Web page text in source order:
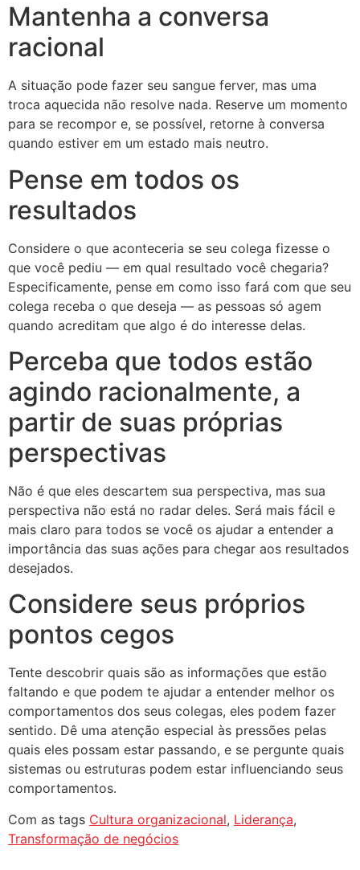
Mantenha a conversa
racional
A situação pode fazer seu sangue ferver, mas uma
troca aquecida não resolve nada. Reserve um momento
para se recompor e, se possível, retorne à conversa
quando estiver em um estado mais neutro.
Pense em todos os
resultados
Considere o que aconteceria se seu colega fizesse o
que você pediu — em qual resultado você chegaria?
Especificamente, pense em como isso fará com que seu
colega receba o que deseja — as pessoas só agem
quando acreditam que algo é do interesse delas.
Perceba que todos estão
agindo racionalmente, a
partir de suas próprias
perspectivas
Não é que eles descartem sua perspectiva, mas sua
perspectiva não está no radar deles. Será mais fácil e
mais claro para todos se você os ajudar a entender a
importância das suas ações para chegar aos resultados
desejados.
Considere seus próprios
pontos cegos
Tente descobrir quais são as informações que estão
faltando e que podem te ajudar a entender melhor os
comportamentos dos seus colegas, eles podem fazer
sentido. Dê uma atenção especial às pressões pelas
quais eles possam estar passando, e se pergunte quais
sistemas ou estruturas podem estar influenciando seus
comportamentos.
Com as tags Cultura organizacional, Liderança,
Transformação de negócios